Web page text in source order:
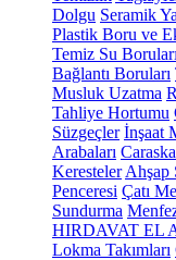
Dolgu Seramik
Plastik Boru ve
Temiz Su Boruları
Bağlantı Boruları
Musluk Uzatma
Tahliye Hortumu
Süzgeçler İnşaat
Arabaları
Keresteler Ahşap
Penceresi Çatı
Sundurma
HIRDAVAT EL
Lokma Takımları